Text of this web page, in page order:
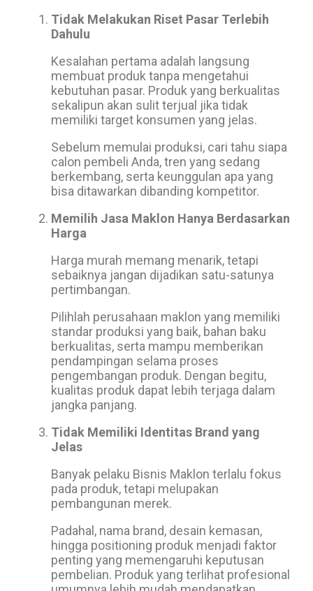
Tidak Melakukan Riset Pasar Terlebih
Dahulu
Kesalahan pertama adalah langsung
membuat produk tanpa mengetahui
kebutuhan pasar. Produk yang berkualitas
sekalipun akan sulit terjual jika tidak
memiliki target konsumen yang jelas.
Sebelum memulai produksi, cari tahu siapa
calon pembeli Anda, tren yang sedang
berkembang, serta keunggulan apa yang
bisa ditawarkan dibanding kompetitor.
Memilih Jasa Maklon Hanya Berdasarkan
Harga
Harga murah memang menarik, tetapi
sebaiknya jangan dijadikan satu-satunya
pertimbangan.
Pilihlah perusahaan maklon yang memiliki
standar produksi yang baik, bahan baku
berkualitas, serta mampu memberikan
pendampingan selama proses
pengembangan produk. Dengan begitu,
kualitas produk dapat lebih terjaga dalam
jangka panjang.
Tidak Memiliki Identitas Brand yang
Jelas
Banyak pelaku Bisnis Maklon terlalu fokus
pada produk, tetapi melupakan
pembangunan merek.
Padahal, nama brand, desain kemasan,
hingga positioning produk menjadi faktor
penting yang memengaruhi keputusan
pembelian. Produk yang terlihat profesional